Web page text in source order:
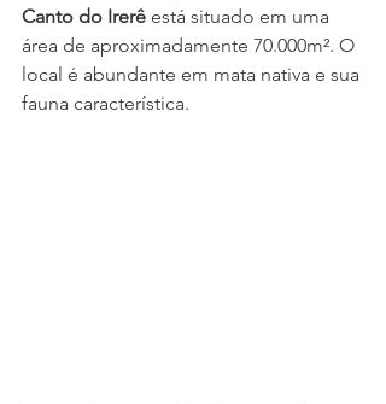
Canto do Irerê está situado em uma
área de aproximadamente 70.000m². O
local é abundante em mata nativa e sua
fauna característica.